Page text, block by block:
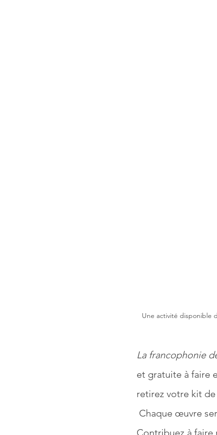
Une activité disponible
La francophonie
et gratuite à faire
retirez votre kit
Chaque œuvre